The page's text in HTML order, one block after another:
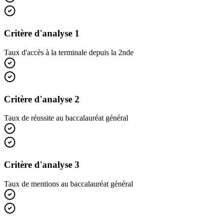
Critère d'analyse 1
Taux d'accès à la terminale depuis la 2nde
Critère d'analyse 2
Taux de réussite au baccalauréat général
Critère d'analyse 3
Taux de mentions au baccalauréat général